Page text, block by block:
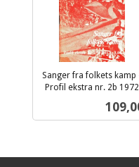
Sanger fra folkets kamp
Profil ekstra nr. 2b 1972
Pris